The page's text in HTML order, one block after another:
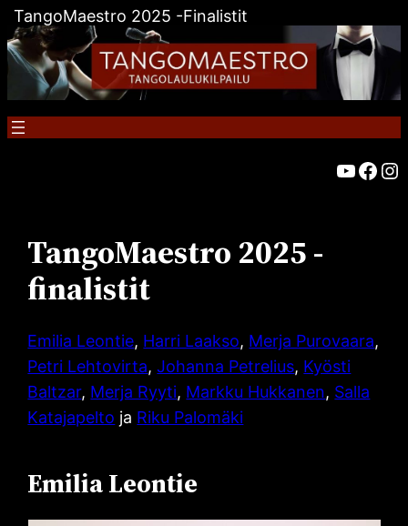
Siirry
sisältöön
TangoMaestro 2025 -finalistit
TangoMaestro –
TangoMaestro 2025 -
finalistit
Emilia Leontie, Harri Laakso, Merja Purovaara,
Petri Lehtovirta,Johanna Petrelius, Kyösti
Baltzar, Merja Ryyti, Markku Hukkanen, Salla
Katajapelto ja Riku Palomäki
Emilia Leontie